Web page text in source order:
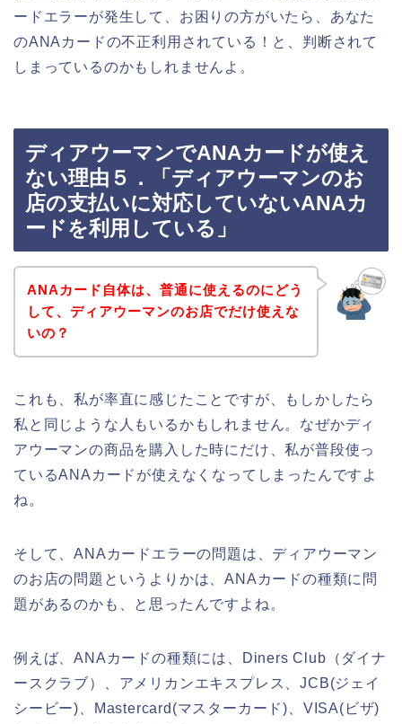
ードエラーが発生して、お困りの方がいたら、あなた
のANAカードの不正利用されている！と、判断されて
しまっているのかもしれませんよ。
ディアウーマンでANAカードが使え
ない理由５．「ディアウーマンのお
店の支払いに対応していないANAカ
ードを利用している」
ANAカード自体は、普通に使えるのにどう
して、ディアウーマンのお店でだけ使えな
いの？
これも、私が率直に感じたことですが、もしかしたら
私と同じような人もいるかもしれません。なぜかディ
アウーマンの商品を購入した時にだけ、私が普段使っ
ているANAカードが使えなくなってしまったんですよ
ね。
そして、ANAカードエラーの問題は、ディアウーマン
のお店の問題というよりかは、ANAカードの種類に問
題があるのかも、と思ったんですよね。
例えば、ANAカードの種類には、Diners Club（ダイナ
ースクラブ）、アメリカンエキスプレス、JCB(ジェイ
シービー)、Mastercard(マスターカード)、VISA(ビザ)